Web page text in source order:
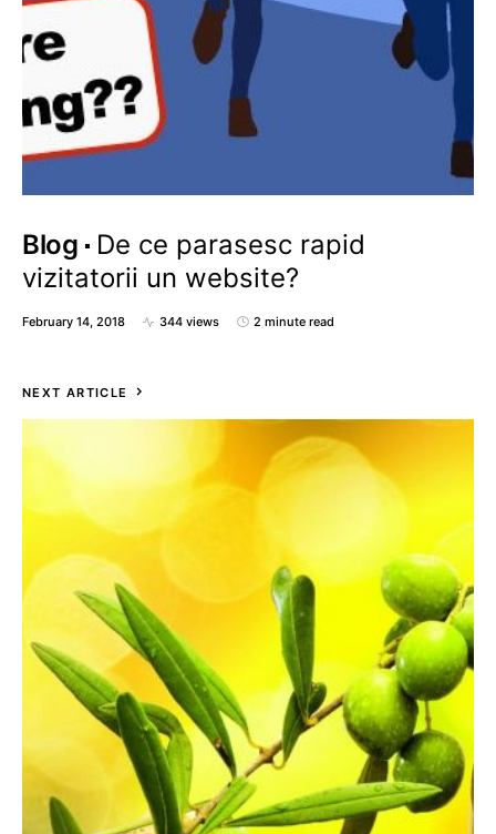
Blog
De ce parasesc rapid
vizitatorii un website?
February 14, 2018 344 views 2 minute read
NEXT ARTICLE